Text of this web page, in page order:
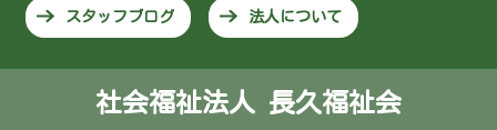
スタッフブログ 法人について
社会福祉法人 長久福祉会